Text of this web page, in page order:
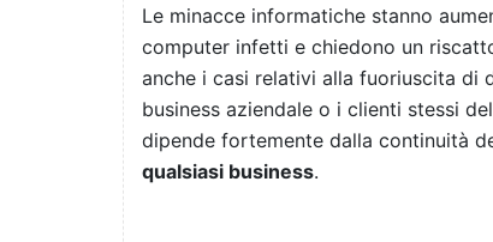
Le minacce informatiche stanno
computer infetti e chiedono un
anche i casi relativi alla fuoriuscita di
business aziendale o i clienti stessi
dipende fortemente dalla continuità
qualsiasi business.